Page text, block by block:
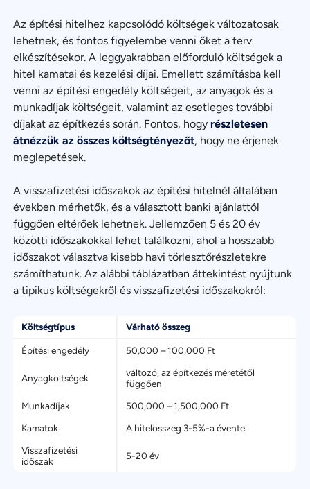
Az építési hitelhez kapcsolódó költségek változatosak
lehetnek, és fontos figyelembe venni őket a terv
elkészítésekor. A leggyakrabban előforduló költségek a
hitel kamatai és kezelési díjai. Emellett számításba kell
venni az építési engedély költségeit, az anyagok és a
munkadíjak költségeit, valamint az esetleges további
díjakat az építkezés során. Fontos, hogy részletesen
átnézzük az összes költségtényezőt, hogy ne érjenek
meglepetések.
A visszafizetési időszakok az építési hitelnél általában
években mérhetők, és a választott banki ajánlattól
függően eltérőek lehetnek. Jellemzően 5 és 20 év
közötti időszakokkal lehet találkozni, ahol a hosszabb
időszakot választva kisebb havi törlesztőrészletekre
számíthatunk. Az alábbi táblázatban áttekintést nyújtunk
a tipikus költségekről és visszafizetési időszakokról:
Költségtípus Várható összeg
Építési engedély 50,000 – 100,000 Ft
Anyagköltségek
változó, az építkezés méretétől
függően
Munkadíjak
500,000 – 1,500,000 Ft
Kamatok
A hitelösszeg 3-5%-a évente
Visszafizetési
időszak
5-20 év